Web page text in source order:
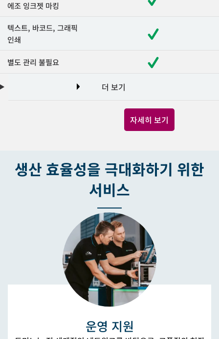
에조 잉크젯 마킹
텍스트, 바코드, 그래픽
인쇄
별도 관리 불필요
더 보기
자세히 보기
생산 효율성을 극대화하기 위한
서비스
운영 지원